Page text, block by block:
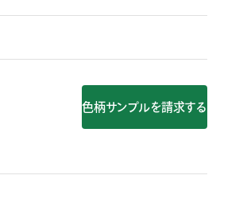
色柄サンプルを請求する